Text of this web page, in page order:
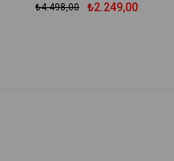
₺2.249,00
₺4.498,00